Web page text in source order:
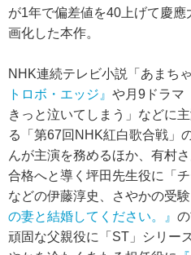
が1年で偏差値を40上げて慶
画化した本作。
NHK連続テレビ小説「あまち
トロボ・エッジ』 や月9ドラマ
きっと泣いてしまう」などに
る「第67回NHK紅白歌合戦」
んが主演を務めるほか、有村
合格へと導く坪田先生役に「
などの伊藤淳史、さやかの受
の妻と結婚してください。』
頑固な父親役に「ST」シリー